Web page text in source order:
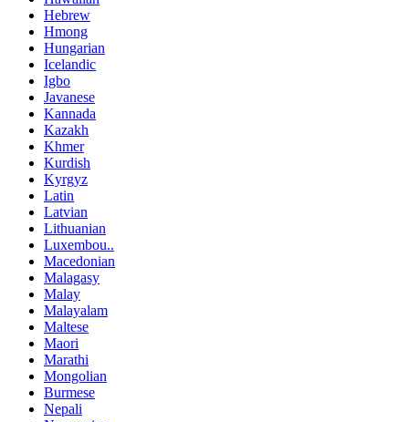
Hebrew
Hmong
Hungarian
Icelandic
Igbo
Javanese
Kannada
Kazakh
Khmer
Kurdish
Kyrgyz
Latin
Latvian
Lithuanian
Luxembou..
Macedonian
Malagasy
Malay
Malayalam
Maltese
Maori
Marathi
Mongolian
Burmese
Nepali